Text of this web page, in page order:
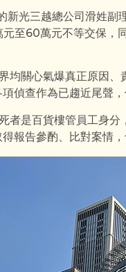
新光三越總公司滑姓
元至60萬元不等交保
均關心氣爆真正原因
偵查作為已趨近尾聲
者是百貨樓管員工身
報告參酌、比對案情